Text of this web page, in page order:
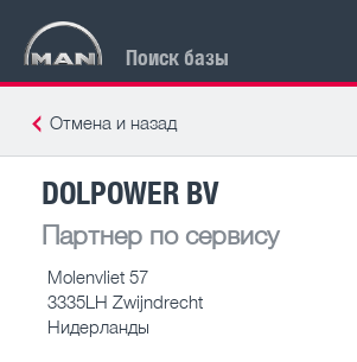
Поиск базы
Отмена и назад
DOLPOWER BV
Партнер по сервису
Molenvliet 57
3335LH Zwijndrecht
Нидерланды